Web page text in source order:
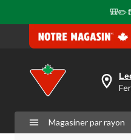
votre
est
Leduc,
AB,
Magasiner par rayon